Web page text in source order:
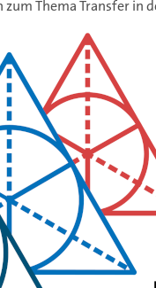
Thema Transfer in